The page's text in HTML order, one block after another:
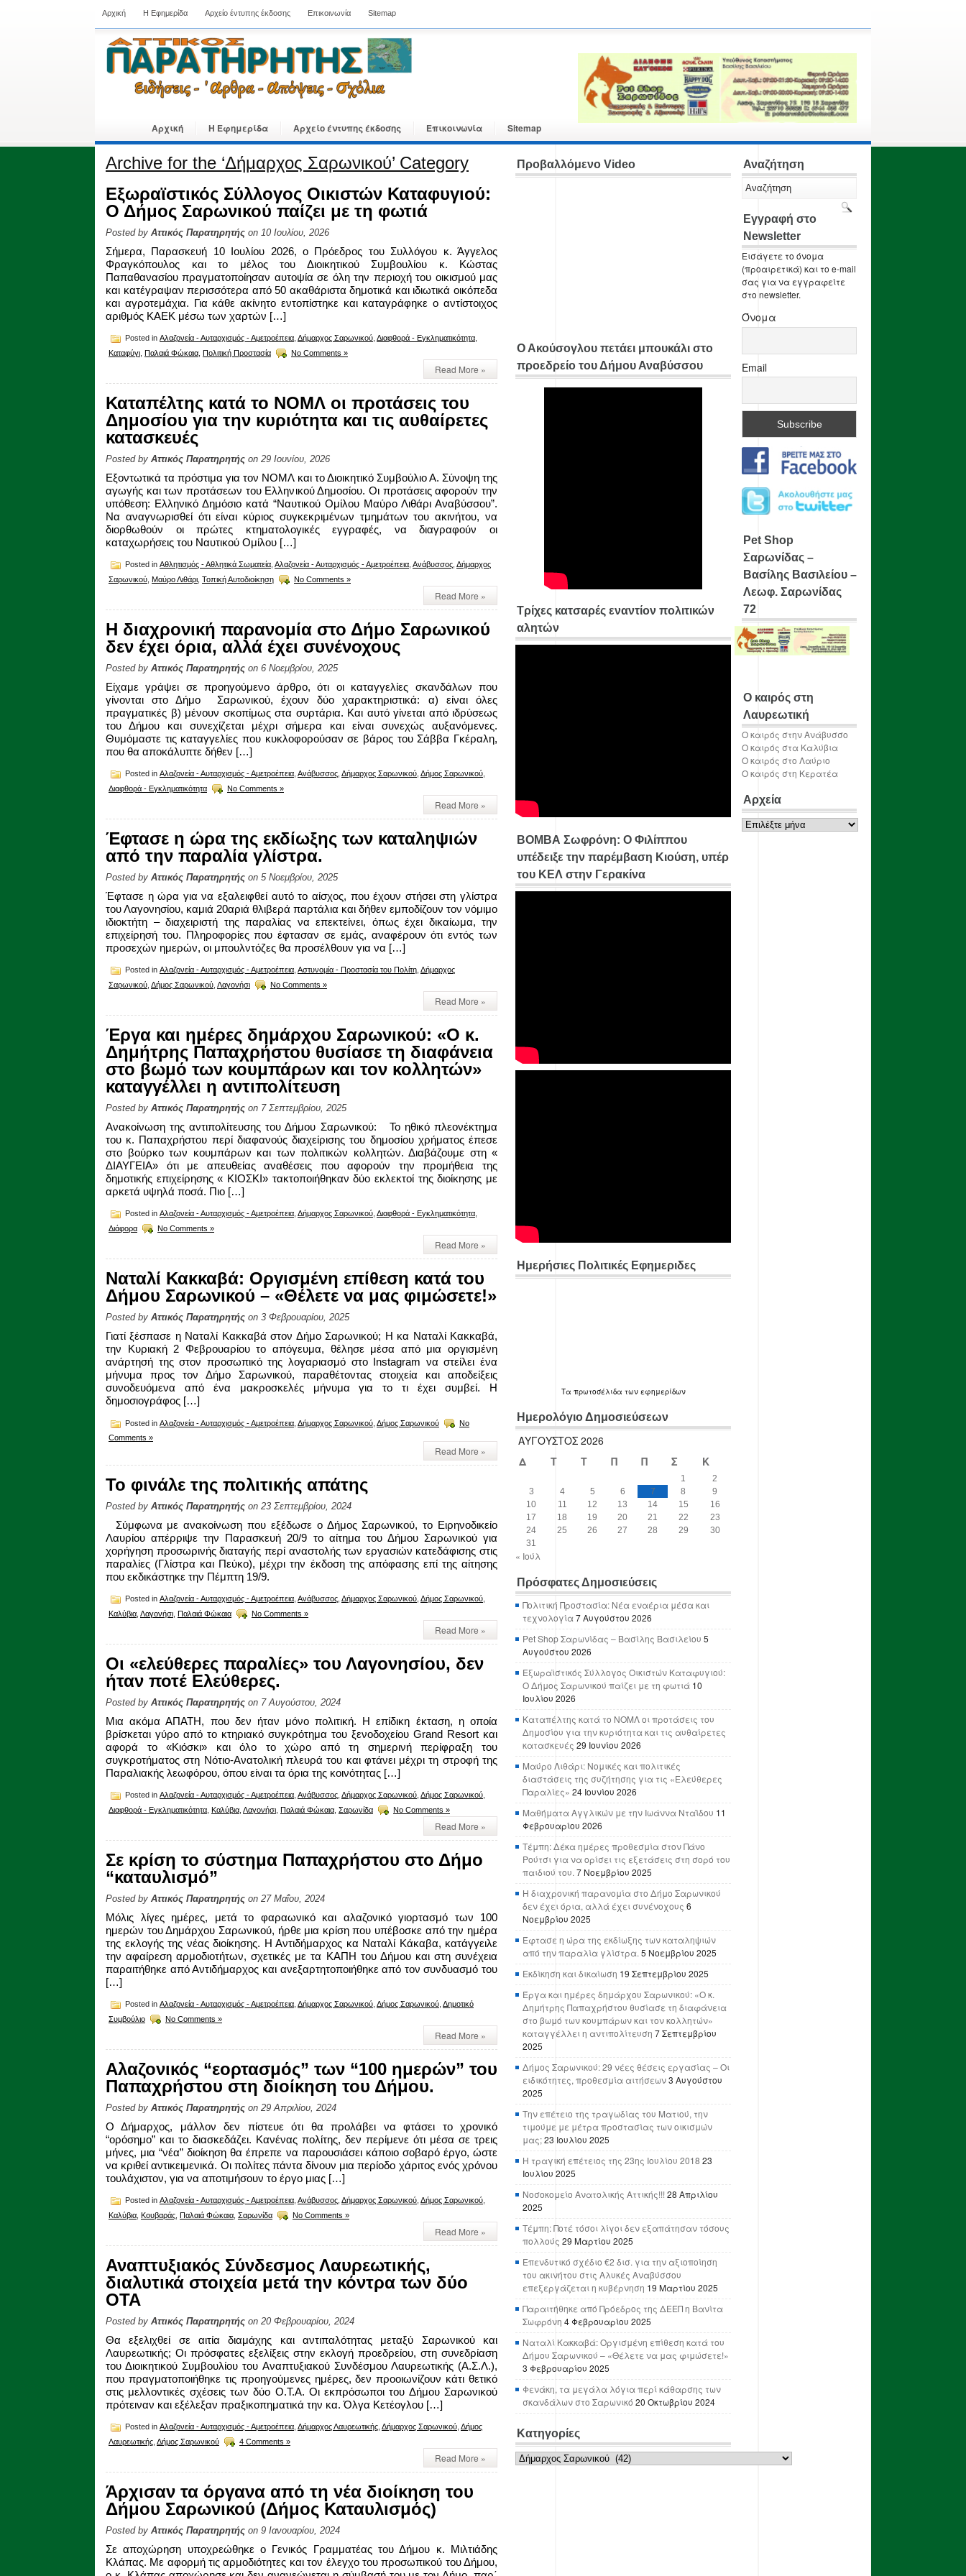
Αρχική Η Εφημερίδα Αρχείο έντυπης έκδοσης Επικοινωνία Sitemap
Αρχική Η Εφημερίδα Αρχείο έντυπης έκδοσης Επικοινωνία Sitemap
Archive for the ‘Δήμαρχος Σαρωνικού’ Category
Εξωραϊστικός Σύλλογος Οικιστών Καταφυγιού:
Ο Δήμος Σαρωνικού παίζει με τη φωτιά
Posted by Αττικός Παρατηρητής on 10 Ιουλίου, 2026
Σήμερα, Παρασκευή 10 Ιουλίου 2026, ο Πρόεδρος του Συλλόγου κ. Άγγελος
Φραγκόπουλος και το μέλος του Διοικητικού Συμβουλίου κ. Κώστας
Παπαθανασίου πραγματοποίησαν αυτοψία σε όλη την περιοχή του οικισμού μας
και κατέγραψαν περισσότερα από 50 ακαθάριστα δημοτικά και ιδιωτικά οικόπεδα
και αγροτεμάχια. Για κάθε ακίνητο εντοπίστηκε και καταγράφηκε ο αντίστοιχος
αριθμός ΚΑΕΚ μέσω των χαρτών […]
Posted in Αλαζονεία - Αυταρχισμός - Αμετροέπεια Δήμαρχος Σαρωνικού Διαφθορά - Εγκληματικότητα
Καταφύγι Παλαιά Φώκαια Πολιτική Προστασία No Comments »
Read More »
Καταπέλτης κατά το ΝΟΜΛ οι προτάσεις του
Δημοσίου για την κυριότητα και τις αυθαίρετες
κατασκευές
Posted by Αττικός Παρατηρητής on 29 Ιουνίου, 2026
Εξοντωτικά τα πρόστιμα για τον ΝΟΜΛ και το Διοικητικό Συμβούλιο Α. Σύνοψη της
αγωγής και των προτάσεων του Ελληνικού Δημοσίου. Οι προτάσεις αφορούν την
υπόθεση: Ελληνικό Δημόσιο κατά “Ναυτικού Ομίλου Μαύρο Λιθάρι Αναβύσσου”.
Να αναγνωρισθεί ότι είναι κύριος συγκεκριμένων τμημάτων του ακινήτου, να
διορθωθούν οι πρώτες κτηματολογικές εγγραφές, να διαγραφούν οι
καταχωρήσεις του Ναυτικού Ομίλου […]
Posted in Αθλητισμός - Αθλητικά Σωματεία Αλαζονεία - Αυταρχισμός - Αμετροέπεια Ανάβυσσος Δήμαρχος
Σαρωνικού Μαύρο Λιθάρι Τοπική Αυτοδιοίκηση No Comments »
Read More »
Η διαχρονική παρανομία στο Δήμο Σαρωνικού
δεν έχει όρια, αλλά έχει συνένοχους
Posted by Αττικός Παρατηρητής on 6 Νοεμβρίου, 2025
Είχαμε γράψει σε προηγούμενο άρθρο, ότι οι καταγγελίες σκανδάλων που
γίνονται στο Δήμο Σαρωνικού, έχουν δύο χαρακτηριστικά: α) είναι όλες
πραγματικές β) μένουν σκοπίμως στα συρτάρια. Και αυτό γίνεται από ιδρύσεως
του Δήμου και συνεχίζεται μέχρι σήμερα και είναι συνεχώς αυξανόμενες.
Θυμόμαστε τις καταγγελίες που κυκλοφορούσαν σε βάρος του Σάββα Γκέραλη,
που θα αποκάλυπτε δήθεν […]
Posted in Αλαζονεία - Αυταρχισμός - Αμετροέπεια Ανάβυσσος Δήμαρχος Σαρωνικού Δήμος Σαρωνικού
Διαφθορά - Εγκληματικότητα
No Comments »
Read More »
Έφτασε η ώρα της εκδίωξης των καταληψιών
από την παραλία γλίστρα.
Posted by Αττικός Παρατηρητής on 5 Νοεμβρίου, 2025
Έφτασε η ώρα για να εξαλειφθεί αυτό το αίσχος, που έχουν στήσει στη γλίστρα
του Λαγονησίου, καμιά 20αριά θλιβερά παρτάλια και δήθεν εμποδίζουν τον νόμιμο
ιδιοκτήτη – διαχειριστή της παραλίας να επεκτείνει, όπως έχει δικαίωμα, την
επιχείρησή του. Πληροφορίες που έφτασαν σε εμάς, αναφέρουν ότι εντός των
προσεχών ημερών, οι μπουλντόζες θα προσέλθουν για να […]
Posted in Αλαζονεία - Αυταρχισμός - Αμετροέπεια Αστυνομία - Προστασία του Πολίτη Δήμαρχος
Σαρωνικού Δήμος Σαρωνικού Λαγονήσι No Comments »
Read More »
Έργα και ημέρες δημάρχου Σαρωνικού: «Ο κ.
Δημήτρης Παπαχρήστου θυσίασε τη διαφάνεια
στο βωμό των κουμπάρων και τον κολλητών»
καταγγέλλει η αντιπολίτευση
Posted by Αττικός Παρατηρητής on 7 Σεπτεμβρίου, 2025
Ανακοίνωση της αντιπολίτευσης του Δήμου Σαρωνικού: Το ηθικό πλεονέκτημα
του κ. Παπαχρήστου περί διαφανούς διαχείρισης του δημοσίου χρήματος έπεσε
στο βούρκο των κουμπάρων και των πολιτικών κολλητών. Διαβάζουμε στη «
ΔΙΑΥΓΕΙΑ» ότι με απευθείας αναθέσεις που αφορούν την προμήθεια της
δημοτικής επιχείρησης « ΚΙΟΣΚΙ» τακτοποιήθηκαν δύο εκλεκτοί της διοίκησης με
αρκετά υψηλά ποσά. Πιο […]
Posted in Αλαζονεία - Αυταρχισμός - Αμετροέπεια Δήμαρχος Σαρωνικού Διαφθορά - Εγκληματικότητα
Διάφορα
No Comments »
Read More »
Ναταλί Κακκαβά: Οργισμένη επίθεση κατά του
Δήμου Σαρωνικού – «Θέλετε να μας φιμώσετε!»
Posted by Αττικός Παρατηρητής on 3 Φεβρουαρίου, 2025
Γιατί ξέσπασε η Ναταλί Κακκαβά στον Δήμο Σαρωνικού; Η κα Ναταλί Κακκαβά,
την Κυριακή 2 Φεβρουαρίου το απόγευμα, θέλησε μέσα από μια οργισμένη
ανάρτησή της στον προσωπικό της λογαριασμό στο Instagram να στείλει ένα
μήνυμα προς τον Δήμο Σαρωνικού, παραθέτοντας στοιχεία και αποδείξεις
συνοδευόμενα από ένα μακροσκελές μήνυμα για το τι έχει συμβεί. Η
δημοσιογράφος […]
Posted in Αλαζονεία - Αυταρχισμός - Αμετροέπεια Δήμαρχος Σαρωνικού Δήμος Σαρωνικού
No
Comments »
Read More »
Το φινάλε της πολιτικής απάτης
Posted by Αττικός Παρατηρητής on 23 Σεπτεμβρίου, 2024
Σύμφωνα με ανακοίνωση που εξέδωσε ο Δήμος Σαρωνικού, το Ειρηνοδικείο
Λαυρίου απέρριψε την Παρασκευή 20/9 το αίτημα του Δήμου Σαρωνικού για
χορήγηση προσωρινής διαταγής περί αναστολής των εργασιών κατεδάφισης στις
παραλίες (Γλίστρα και Πεύκο), μέχρι την έκδοση της απόφασης επί της αίτησης
που εκδικάστηκε την Πέμπτη 19/9.
Posted in Αλαζονεία - Αυταρχισμός - Αμετροέπεια Ανάβυσσος Δήμαρχος Σαρωνικού Δήμος Σαρωνικού
Καλύβια Λαγονήσι Παλαιά Φώκαια No Comments »
Read More »
Οι «ελεύθερες παραλίες» του Λαγονησίου, δεν
ήταν ποτέ Ελεύθερες.
Posted by Αττικός Παρατηρητής on 7 Αυγούστου, 2024
Μια ακόμα ΑΠΑΤΗ, που δεν ήταν μόνο πολιτική. Η επίδικη έκταση, η οποία
βρίσκεται γύρο από το κτηριακό συγκρότημα του ξενοδοχείου Grand Resort και
αφορά το «Κιόσκι» και όλο το χώρο από τη σημερινή περίφραξη του
συγκροτήματος στη Νότιο-Ανατολική πλευρά του και φτάνει μέχρι τη στροφή της
Παραλιακής λεωφόρου, όπου είναι τα όρια της κοινότητας […]
Posted in Αλαζονεία - Αυταρχισμός - Αμετροέπεια Ανάβυσσος Δήμαρχος Σαρωνικού Δήμος Σαρωνικού
Διαφθορά - Εγκληματικότητα Καλύβια Λαγονήσι Παλαιά Φώκαια Σαρωνίδα No Comments »
Read More »
Σε κρίση το σύστημα Παπαχρήστου στο Δήμο
“καταυλισμό”
Posted by Αττικός Παρατηρητής on 27 Μαΐου, 2024
Μόλις λίγες ημέρες, μετά το φαραωνικό και αλαζονικό γιορτασμό των 100
ημερών του Δημάρχου Σαρωνικού, ήρθε μια κρίση που υπέβοσκε από την ημέρα
της εκλογής της νέας διοίκησης. Η Αντιδήμαρχος κα Ναταλί Κάκαβα, κατάγγειλε
την αφαίρεση αρμοδιοτήτων, σχετικές με τα ΚΑΠΗ του Δήμου και στη συνέχεια
παραιτήθηκε από Αντιδήμαρχος και ανεξαρτητοποιήθηκε από τον συνδυασμό του
[…]
Posted in Αλαζονεία - Αυταρχισμός - Αμετροέπεια Δήμαρχος Σαρωνικού Δήμος Σαρωνικού Δημοτικό
Συμβούλιο
No Comments »
Read More »
Αλαζονικός “εορτασμός” των “100 ημερών” του
Παπαχρήστου στη διοίκηση του Δήμου.
Posted by Αττικός Παρατηρητής on 29 Απριλίου, 2024
Ο Δήμαρχος, μάλλον δεν πίστευε ότι θα προλάβει να φτάσει το χρονικό
“ορόσημο” και το διασκεδάζει. Κανένας πολίτης, δεν περίμενε ότι μέσα σε τρεις
μήνες, μια “νέα” διοίκηση θα έπρεπε να παρουσιάσει κάποιο σοβαρό έργο, ώστε
να κριθεί αντικειμενικά. Οι πολίτες πάντα δίνουν μια περίοδο χάριτος ενός χρόνου
τουλάχιστον, για να αποτιμήσουν το έργο μιας […]
Posted in Αλαζονεία - Αυταρχισμός - Αμετροέπεια Ανάβυσσος Δήμαρχος Σαρωνικού Δήμος Σαρωνικού
Καλύβια Κουβαράς Παλαιά Φώκαια Σαρωνίδα No Comments »
Read More »
Αναπτυξιακός Σύνδεσμος Λαυρεωτικής,
διαλυτικά στοιχεία μετά την κόντρα των δύο
ΟΤΑ
Posted by Αττικός Παρατηρητής on 20 Φεβρουαρίου, 2024
Θα εξελιχθεί σε αιτία διαμάχης και αντιπαλότητας μεταξύ Σαρωνικού και
Λαυρεωτικής; Οι πρόσφατες εξελίξεις στην εκλογή προεδρείου, στη συνεδρίαση
του Διοικητικού Συμβουλίου του Αναπτυξιακού Συνδέσμου Λαυρεωτικής (Α.Σ.Λ.),
που πραγματοποιήθηκε τις προηγούμενες ημέρες, δεν προοιωνίζουν κάτι θετικό
στις μελλοντικές σχέσεις των δύο Ο.Τ.Α. Οι εκπρόσωποι του Δήμου Σαρωνικού
πρότειναν και εξέλεξαν πραξικοπηματικά την κα. Όλγα Κετέογλου […]
Posted in Αλαζονεία - Αυταρχισμός - Αμετροέπεια Δήμαρχος Λαυρεωτικής Δήμαρχος Σαρωνικού Δήμος
Λαυρεωτικής Δήμος Σαρωνικού 4 Comments »
Read More »
Άρχισαν τα όργανα από τη νέα διοίκηση του
Δήμου Σαρωνικού (Δήμος Καταυλισμός)
Posted by Αττικός Παρατηρητής on 9 Ιανουαρίου, 2024
Σε αποχώρηση υποχρεώθηκε ο Γενικός Γραμματέας του Δήμου κ. Μιλτιάδης
Κλάπας. Με αφορμή τις αρμοδιότητες και τον έλεγχο του προσωπικού του Δήμου,
Προβαλλόμενο Video
Ο Ακούσογλου πετάει μπουκάλι στο
προεδρείο του Δήμου Αναβύσσου
Τρίχες κατσαρές εναντίον πολιτικών
αλητών
ΒΟΜΒΑ Σωφρόνη: Ο Φιλίππου
υπέδειξε την παρέμβαση Κιούση, υπέρ
του ΚΕΛ στην Γερακίνα
Ημερήσιες Πολιτικές Εφημεριδες
Τα πρωτοσέλιδα των εφημερίδων
Ημερολόγιο Δημοσιεύσεων
ΑΎΓΟΥΣΤΟΣ 2026
Δ
Τ Τ Π Π Σ Κ
1
2
3
4 5 6 7 8
9
10
11 12 13 14 15
16
17
18 19 20 21 22
23
24
25 26 27 28 29
30
31
« Ιούλ
Πρόσφατες Δημοσιεύσεις
Πολιτική Προστασία: Νέα εναέρια μέσα και
τεχνολογία7 Αυγούστου 2026
Pet Shop Σαρωνίδας – Βασίλης Βασιλείου 5
Αυγούστου 2026
Εξωραϊστικός Σύλλογος Οικιστών Καταφυγιού:
Ο Δήμος Σαρωνικού παίζει με τη φωτιά 10
Ιουλίου 2026
Καταπέλτης κατά το ΝΟΜΛ οι προτάσεις του
Δημοσίου για την κυριότητα και τις αυθαίρετες
κατασκευές 29 Ιουνίου 2026
Μαύρο Λιθάρι: Νομικές και πολιτικές
διαστάσεις της συζήτησης για τις «Ελεύθερες
Παραλίες» 24 Ιουνίου 2026
Μαθήματα Αγγλικών με την Ιωάννα Νταΐδου 11
Φεβρουαρίου 2026
Τέμπη: Δέκα ημέρες προθεσμία στον Πάνο
Ρούτσι για να ορίσει τις εξετάσεις στη σορό του
παιδιού του. 7 Νοεμβρίου 2025
Η διαχρονική παρανομία στο Δήμο Σαρωνικού
δεν έχει όρια, αλλά έχει συνένοχους 6
Νοεμβρίου 2025
Έφτασε η ώρα της εκδίωξης των καταληψιών
από την παραλία γλίστρα. 5 Νοεμβρίου 2025
Εκδίκηση και δικαίωση 19 Σεπτεμβρίου 2025
Έργα και ημέρες δημάρχου Σαρωνικού: «Ο κ.
Δημήτρης Παπαχρήστου θυσίασε τη διαφάνεια
στο βωμό των κουμπάρων και τον κολλητών»
καταγγέλλει η αντιπολίτευση 7 Σεπτεμβρίου
2025
Δήμος Σαρωνικού: 29 νέες θέσεις εργασίας – Οι
ειδικότητες, προθεσμία αιτήσεων3 Αυγούστου
2025
Την επέτειο της τραγωδίας του Ματιού, την
τιμούμε με μέτρα προστασίας των οικισμών
μας;23 Ιουλίου 2025
Η τραγική επέτειος της 23ης Ιουλίου 2018 23
Ιουλίου 2025
Νοσοκομείο Ανατολικής Αττικής!!! 28 Απριλίου
2025
Τέμπη: Ποτέ τόσοι λίγοι δεν εξαπάτησαν τόσους
πολλούς 29 Μαρτίου 2025
Επενδυτικό σχέδιο €2 δισ. για την αξιοποίηση
του ακινήτου στις Αλυκές Αναβύσσου
επεξεργάζεται η κυβέρνηση 19 Μαρτίου 2025
Παραιτήθηκε από Πρόεδρος της ΔΕΕΠ η Βανίτα
Σωφρόνη 4 Φεβρουαρίου 2025
Ναταλί Κακκαβά: Οργισμένη επίθεση κατά του
Δήμου Σαρωνικού – «Θέλετε να μας φιμώσετε!»
3 Φεβρουαρίου 2025
Φενάκη, τα μεγάλα λόγια περί κάθαρσης των
σκανδάλων στο Σαρωνικό 20 Οκτωβρίου 2024
Κατηγορίες
Κατηγορίες
Αναζήτηση
Εγγραφή στο
Newsletter
Εισάγετε το όνομα
(προαιρετικά) και το e-mail
σας για να εγγραφείτε
στο newsletter.
Όνομα
Email
Pet Shop
Σαρωνίδας –
Βασίλης Βασιλείου –
Λεωφ. Σαρωνίδας
72
Ο καιρός στη
Λαυρεωτική
Ο καιρός στην Ανάβυσσο
Ο καιρός στα Καλύβια
Ο καιρός στο Λαύριο
Ο καιρός στη Κερατέα
Αρχεία
Αρχεία